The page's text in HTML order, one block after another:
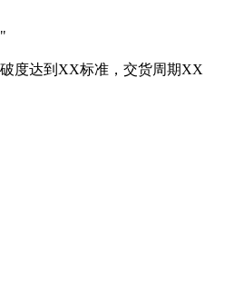
度达到XX标准，交货周期XX